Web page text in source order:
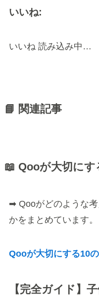
いいね:
いいね 読み込み中…
📘 関連記事
📖 Qooが大切にす
➡ Qooがどのような
かをまとめています。
Qooが大切にする10
【完全ガイド】